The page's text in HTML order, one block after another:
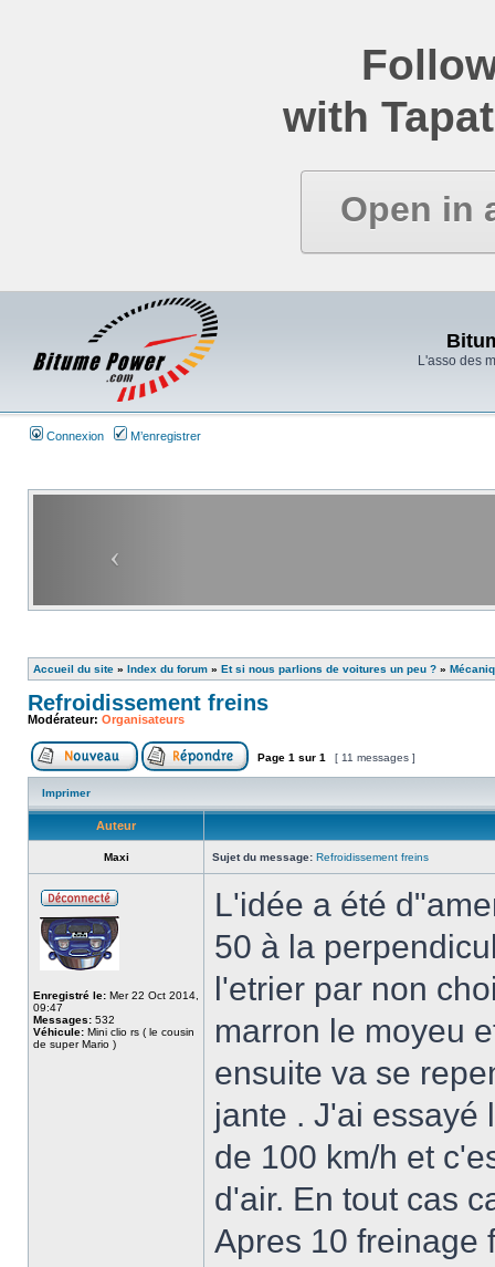
with
Open in
L'asso des
Connexion M’enregistrer
Accueil du site » Index du forum » Et si nous parlions de voitures un peu ? »
Refroidissement freins
Modérateur: Organisateurs
Page 1 sur 1 [ 11 messages ]
Imprimer
Auteur
Maxi Sujet du message: Refroidissement freins
Enregistré le: Mer 22 Oct 2014,
09:47
Messages: 532
Véhicule: Mini clio rs ( le cousin
de super Mario )
L'idée a été
50 à la
l'etrier par non
marron le moyeu
ensuite va se
jante . J'ai essayé
de 100 km/h et
d'air. En tout cas
Apres 10 freinage